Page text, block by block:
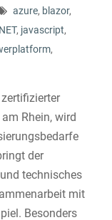
azure, blazor,
, javascript,
,
Rhein, wird
der
technisches
mit
Besonders